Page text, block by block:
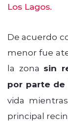
Los Lagos.
De acuerdo
menor fue
la zona sin
por parte de
vida
principal